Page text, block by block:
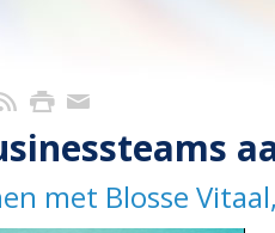
met Blosse